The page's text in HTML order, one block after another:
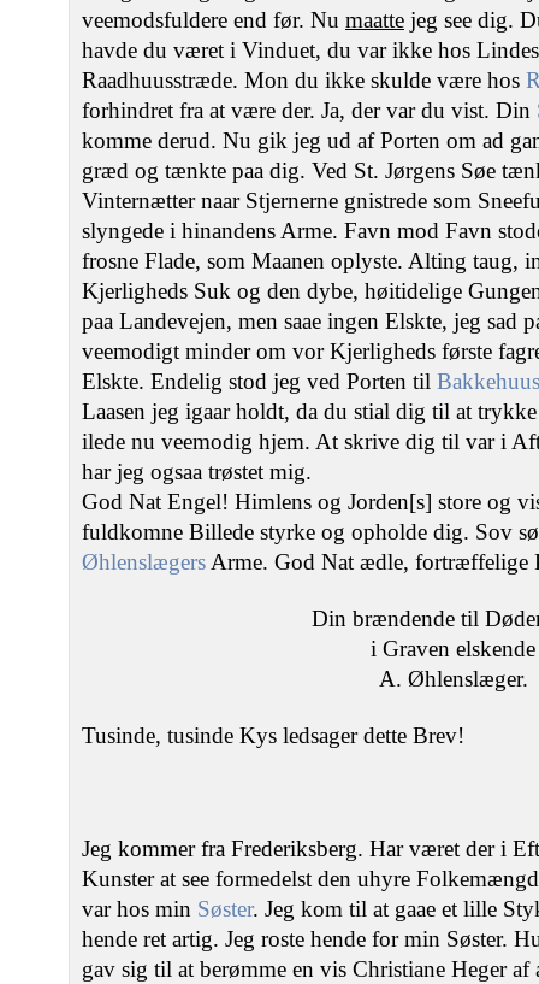
veemodsfuldere end før. Nu maatte jeg see dig.
havde du været i Vinduet, du var ikke hos
Raadhuusstræde. Mon du ikke skulde være hos
forhindret fra at være der. Ja, der var du vist. Din
komme derud. Nu gik jeg ud af Porten om ad
græd og tænkte paa dig. Ved St. Jørgens Søe
Vinternætter naar Stjernerne gnistrede som
slyngede i hinandens Arme. Favn mod Favn
frosne Flade, som Maanen oplyste. Alting taug,
Kjerligheds Suk og den dybe, høitidelige
paa Landevejen, men saae ingen Elskte, jeg sad
veemodigt minder om vor Kjerligheds første
Elskte. Endelig stod jeg ved Porten til
Laasen jeg igaar holdt, da du stial dig til at
ilede nu veemodig hjem. At skrive dig til var i
har jeg ogsaa trøstet mig.
God Nat Engel! Himlens og Jorden[s] store og
fuldkomne Billede styrke og opholde dig. Sov
Øhlenslægers Arme. God Nat ædle, fortræffelige
Din brændende til
i Graven elskende
A. Øhlenslæger.
Tusinde, tusinde Kys ledsager dette Brev!
Jeg kommer fra Frederiksberg. Har været der i
Kunster at see formedelst den uhyre
var hos min Søster. Jeg kom til at gaae et lille
hende ret artig. Jeg roste hende for min Søster.
gav sig til at berømme en vis Christiane Heger